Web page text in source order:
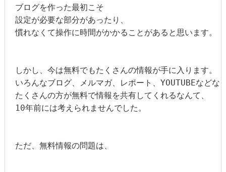
ブログを作った最初こそ
設定が必要な部分があったり、
慣れなくて操作に時間がかかることがあると思います。
しかし、今は無料でもたくさんの情報が手に入ります。
いろんなブログ、メルマガ、レポート、YOUTUBEなどな
たくさんの方が無料で情報を共有してくれるなんて、
10年前には考えられませんでした。
ただ、無料情報の問題は、